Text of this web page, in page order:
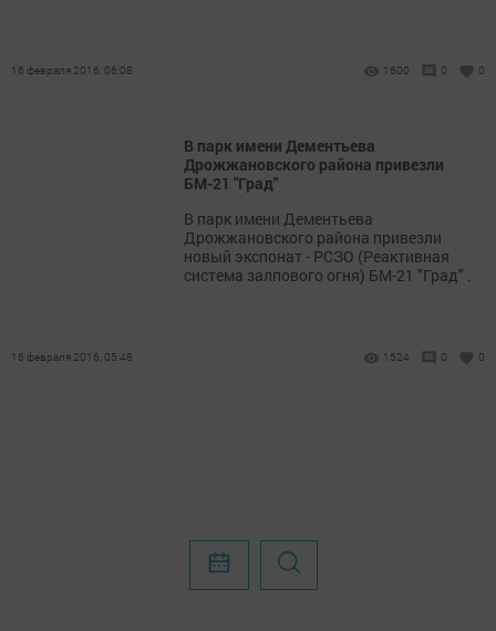
16 февраля 2016, 06:08 1600 0 0
В парк имени Дементьева
Дрожжановского района привезли
БМ-21 "Град"
В парк имени Дементьева
Дрожжановского района привезли
новый экспонат - РСЗО (Реактивная
система залпового огня) БМ-21 "Град" .
16 февраля 2016, 05:48 1524 0 0